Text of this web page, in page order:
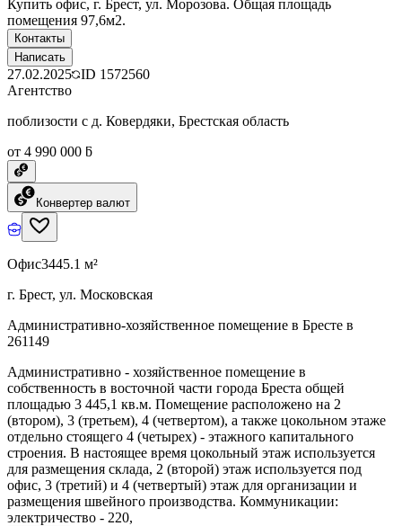
Купить офис, г. Брест, ул. Морозова. Общая площадь
помещения 97,6м2.
Контакты
Написать
27.02.2025 ID 1572560
Агентство
поблизости с д. Ковердяки, Брестская область
от 4 990 000 ƃ
Конвертер валют
Офис3445.1 м²
г. Брест, ул. Московская
Административно-хозяйственное помещение в Бресте в
261149
Административно - хозяйственное помещение в
собственность в восточной части города Бреста общей
площадью 3 445,1 кв.м. Помещение расположено на 2
(втором), 3 (третьем), 4 (четвертом), а также цокольном этаже
отдельно стоящего 4 (четырех) - этажного капитального
строения. В настоящее время цокольный этаж используется
для размещения склада, 2 (второй) этаж используется под
офис, 3 (третий) и 4 (четвертый) этаж для организации и
размещения швейного производства. Коммуникации:
электричество - 220,